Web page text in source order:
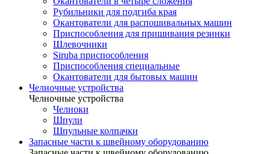
Рубильники для подгиба края
Окантователи для распошивальных машин
Приспособления для пришивания резинки
Шлевочники
Siruba приспособления
Приспособления специальные
Окантователи для бытовых машин
Челночные устройства
Челночные устройства
Челноки
Шпули
Шпульные колпачки
Запасные части к швейному оборудованию